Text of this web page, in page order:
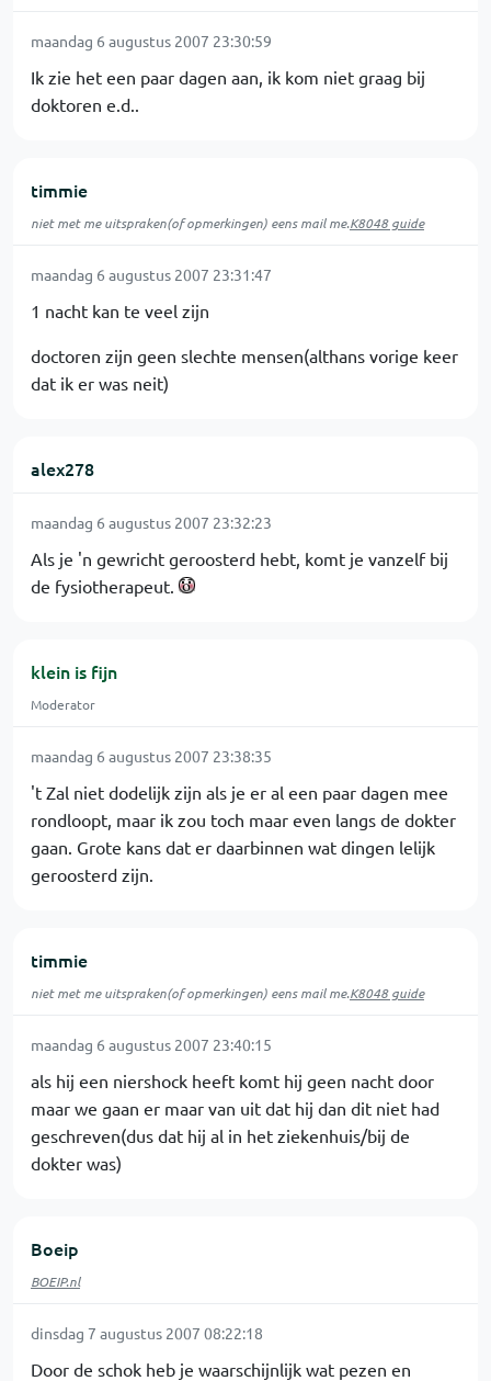
maandag 6 augustus 2007 23:30:59
Ik zie het een paar dagen aan, ik kom niet graag bij
doktoren e.d..
timmie
niet met me uitspraken(of opmerkingen) eens mail me.K8048 guide
maandag 6 augustus 2007 23:31:47
1 nacht kan te veel zijn
doctoren zijn geen slechte mensen(althans vorige keer
dat ik er was neit)
alex278
maandag 6 augustus 2007 23:32:23
Als je 'n gewricht geroosterd hebt, komt je vanzelf bij
de fysiotherapeut.
klein is fijn
Moderator
maandag 6 augustus 2007 23:38:35
't Zal niet dodelijk zijn als je er al een paar dagen mee
rondloopt, maar ik zou toch maar even langs de dokter
gaan. Grote kans dat er daarbinnen wat dingen lelijk
geroosterd zijn.
timmie
niet met me uitspraken(of opmerkingen) eens mail me.K8048 guide
maandag 6 augustus 2007 23:40:15
als hij een niershock heeft komt hij geen nacht door
maar we gaan er maar van uit dat hij dan dit niet had
geschreven(dus dat hij al in het ziekenhuis/bij de
dokter was)
Boeip
BOEIP.nl
dinsdag 7 augustus 2007 08:22:18
Door de schok heb je waarschijnlijk wat pezen en